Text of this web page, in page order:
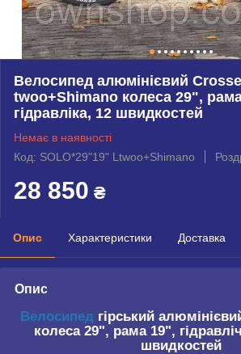
Велосипед алюмінієвий
twoo+Shimano колеса 29",
гідравліка, 12 швидкостей
Немає в наявності
Код: SOLO*29"19" Ltwoo+Shimano
28 850 ₴
Опис Характеристики Доставка
Опис
Велосипед гірський
колеса 29", рама 19",
швидкостей